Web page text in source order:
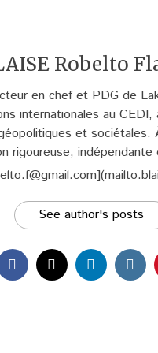
Robelto
en chef et PDG de
internationales au CEDI,
et
rigoureuse,
See author's posts